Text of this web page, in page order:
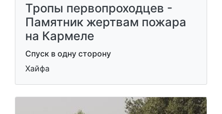
Тропы первопроходцев -
Памятник жертвам пожара
на Кармеле
Спуск в одну сторону
Хайфа